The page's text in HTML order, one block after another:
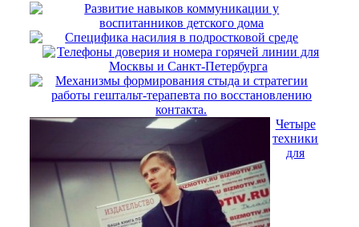
Развитие навыков коммуникации у
воспитанников детского дома
Специфика насилия в подростковой среде
Телефоны доверия и номера горячей линии для
Москвы и Санкт-Петербурга
Механизмы формирования стыда и стратегии
работы гештальт-терапевта по восстановлению
контакта.
Четыре
техники
для